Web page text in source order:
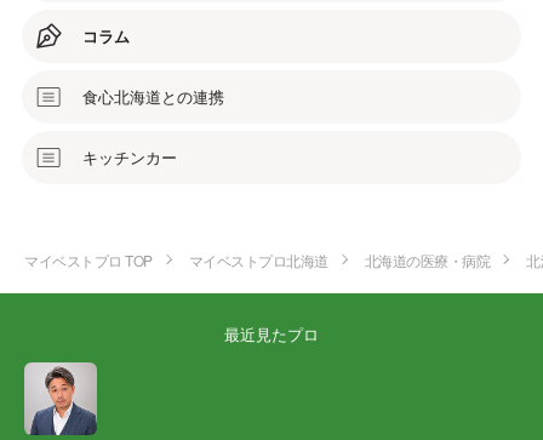
コラム
食心北海道との連携
キッチンカー
マイベストプロ TOP マイベストプロ北海道 北海道の医療・病院
最近見たプロ